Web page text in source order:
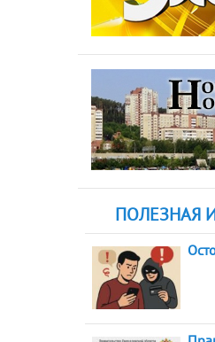
ПОЛЕЗНАЯ